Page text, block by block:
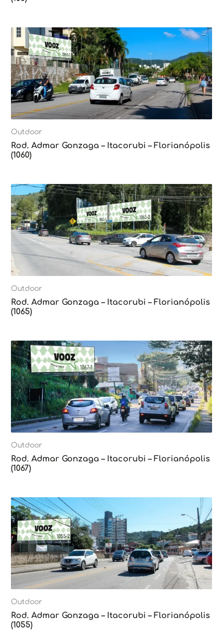
Outdoor
Rod. Admar Gonzaga – Itacorubi – Florianópolis
(1060)
Outdoor
Rod. Admar Gonzaga – Itacorubi – Florianópolis
(1065)
Outdoor
Rod. Admar Gonzaga – Itacorubi – Florianópolis
(1067)
Outdoor
Rod. Admar Gonzaga – Itacorubi – Florianópolis
(1055)